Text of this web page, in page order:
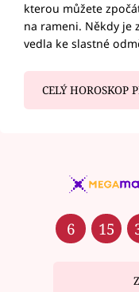
kterou můžete
na rameni. Někdy je
vedla ke slastné
CELÝ HOROSKOP
6 15